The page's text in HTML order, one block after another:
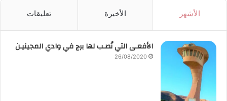
الأشهر الأخيرة تعليقات
الأفعـى التي نُصـب لها برج في وادي المجينيـن
26/08/2020